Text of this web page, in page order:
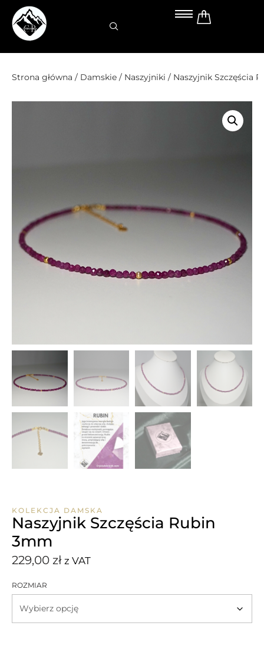
Przejdź
Strona główna / Damskie / Naszyjniki / Naszyjnik Szczęścia
KOLEKCJA DAMSKA
Naszyjnik Szczęścia Rubin
3mm
229,00 zł z VAT
ROZMIAR